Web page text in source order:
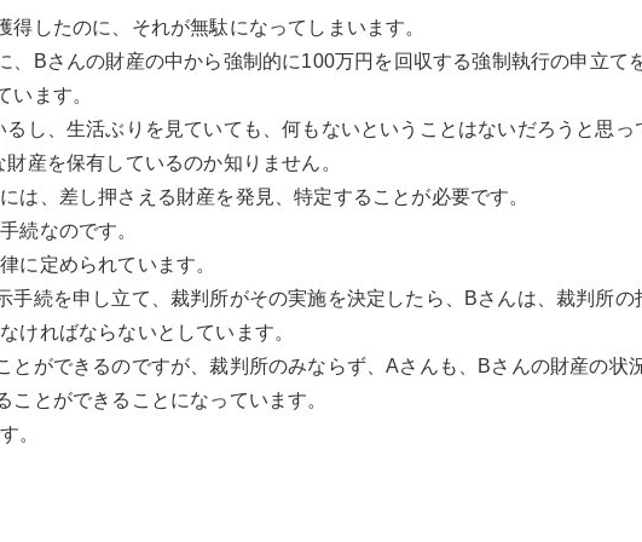
したのに、それが無駄になってしまいます。
Bさんの財産の中から強制的に100万円を回収する強制執行の申立て
います。
し、生活ぶりを見ていても、何もないということはないだろうと思っ
産を保有しているのか知りません。
は、差し押さえる財産を発見、特定することが必要です。
続なのです。
に定められています。
手続を申し立て、裁判所がその実施を決定したら、Bさんは、裁判所の
ければならないとしています。
とができるのですが、裁判所のみならず、Aさんも、Bさんの財産の状
とができることになっています。
。